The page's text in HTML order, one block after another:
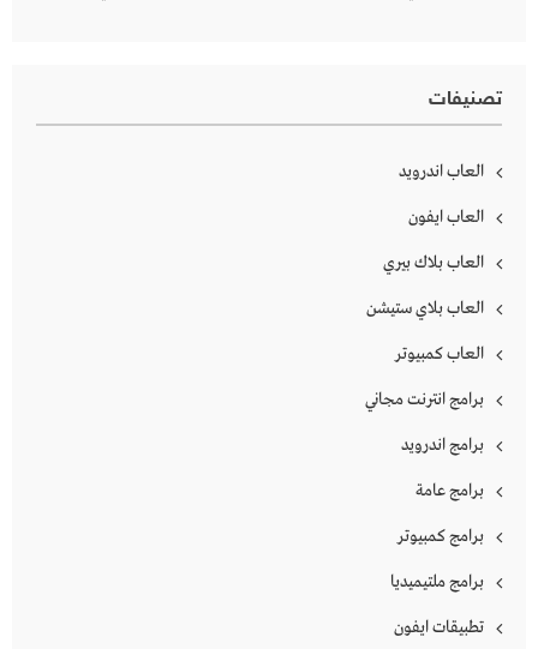
تصنيفات
العاب اندرويد
العاب ايفون
العاب بلاك بيري
العاب بلاي ستيشن
العاب كمبيوتر
برامج انترنت مجاني
برامج اندرويد
برامج عامة
برامج كمبيوتر
برامج ملتيميديا
تطبيقات ايفون